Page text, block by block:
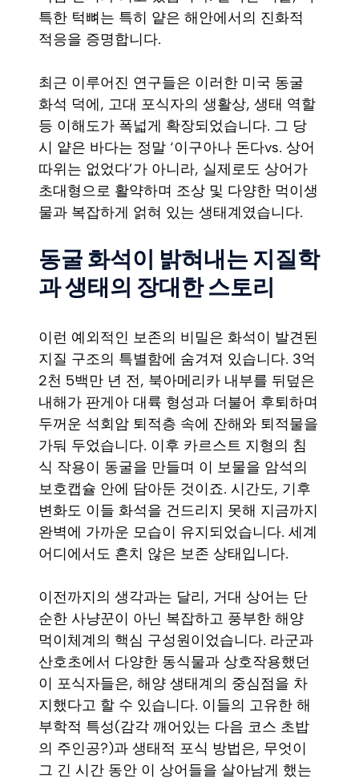
특한 턱뼈는 특히 얕은 해안에서의 진화적
적응을 증명합니다.
최근 이루어진 연구들은 이러한 미국 동굴
화석 덕에, 고대 포식자의 생활상, 생태 역할
등 이해도가 폭넓게 확장되었습니다. 그 당
시 얕은 바다는 정말 ‘이구아나 돈다vs. 상어
따위는 없었다’가 아니라, 실제로도 상어가
초대형으로 활약하며 조상 및 다양한 먹이생
물과 복잡하게 얽혀 있는 생태계였습니다.
동굴 화석이 밝혀내는 지질학
과 생태의 장대한 스토리
이런 예외적인 보존의 비밀은 화석이 발견된
지질 구조의 특별함에 숨겨져 있습니다. 3억
2천 5백만 년 전, 북아메리카 내부를 뒤덮은
내해가 판게아 대륙 형성과 더불어 후퇴하며
두꺼운 석회암 퇴적층 속에 잔해와 퇴적물을
가둬 두었습니다. 이후 카르스트 지형의 침
식 작용이 동굴을 만들며 이 보물을 암석의
보호캡슐 안에 담아둔 것이죠. 시간도, 기후
변화도 이들 화석을 건드리지 못해 지금까지
완벽에 가까운 모습이 유지되었습니다. 세계
어디에서도 흔치 않은 보존 상태입니다.
이전까지의 생각과는 달리, 거대 상어는 단
순한 사냥꾼이 아닌 복잡하고 풍부한 해양
먹이체계의 핵심 구성원이었습니다. 라군과
산호초에서 다양한 동식물과 상호작용했던
이 포식자들은, 해양 생태계의 중심점을 차
지했다고 할 수 있습니다. 이들의 고유한 해
부학적 특성(감각 깨어있는 다음 코스 초밥
의 주인공?)과 생태적 포식 방법은, 무엇이
그 긴 시간 동안 이 상어들을 살아남게 했는